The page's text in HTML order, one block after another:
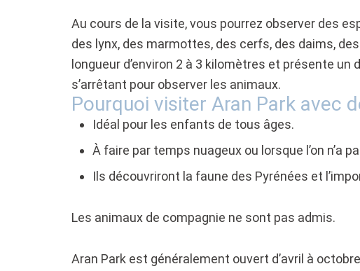
Au cours de la visite, vous pourrez observer des
des lynx, des marmottes, des cerfs, des daims,
longueur d’environ 2 à 3 kilomètres et présente
s’arrêtant pour observer les animaux.
Pourquoi visiter Aran Park avec
Idéal pour les enfants de tous âges.
À faire par temps nuageux ou lorsque l’on n’a
Ils découvriront la faune des Pyrénées et
Les animaux de compagnie ne sont pas admis.
Aran Park est généralement ouvert d’avril à